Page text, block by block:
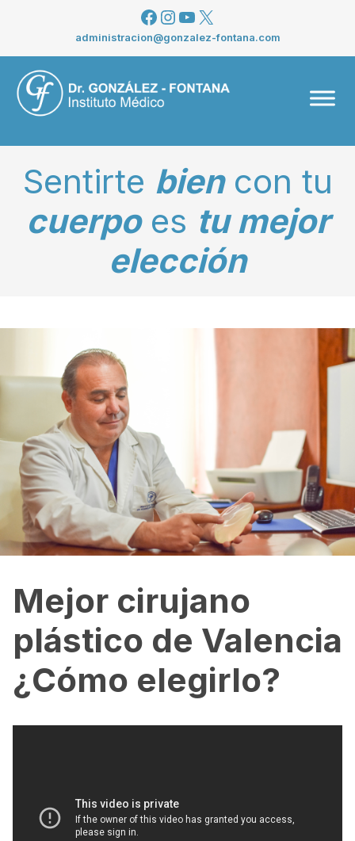
contenido
Facebook
Instagram
YouTube
X
administracion@gonzalez-fontana.com
Sentirte biencon tu
cuerpoes tu mejor
elección
Mejor cirujano
plástico de Valencia
¿Cómo elegirlo?